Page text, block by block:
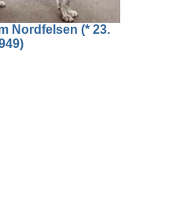
Nordfelsen (* 23.